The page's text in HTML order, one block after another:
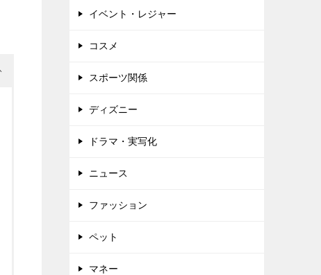
イベント・レジャー
コスメ
スポーツ関係
ディズニー
ドラマ・実写化
ニュース
ファッション
ペット
マネー